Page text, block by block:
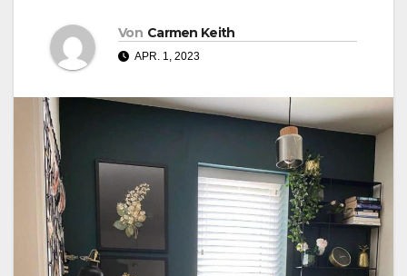
Von Carmen Keith
APR. 1, 2023